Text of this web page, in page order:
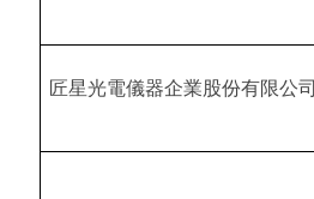
匠星光電儀器企業股份有限公司